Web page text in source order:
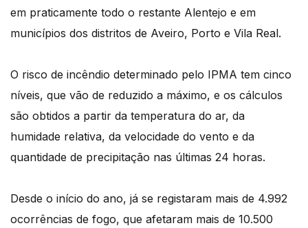
em praticamente todo o restante Alentejo e em
municípios dos distritos de Aveiro, Porto e Vila Real.
O risco de incêndio determinado pelo IPMA tem cinco
níveis, que vão de reduzido a máximo, e os cálculos
são obtidos a partir da temperatura do ar, da
humidade relativa, da velocidade do vento e da
quantidade de precipitação nas últimas 24 horas.
Desde o início do ano, já se registaram mais de 4.992
ocorrências de fogo, que afetaram mais de 10.500